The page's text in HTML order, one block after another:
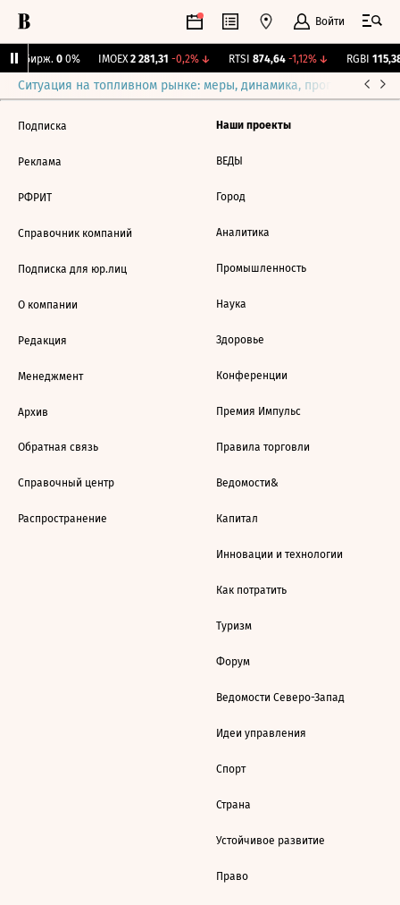
Войти
Бирж. 0 0% IMOEX 2 281,31 -0,2%↓ RTSI 874,64 -1,12%↓ RGBI 115,38
Ситуация на топливном рынке: меры, динамика, прогнозы
Подписка
Реклама
РФРИТ
Справочник компаний
Подписка для юр.лиц
О компании
Редакция
Менеджмент
Архив
Обратная связь
Справочный центр
Распространение
Наши проекты
ВЕДЫ
Город
Аналитика
Промышленность
Наука
Здоровье
Конференции
Премия Импульс
Правила торговли
Ведомости&
Капитал
Инновации и технологии
Как потратить
Туризм
Форум
Ведомости Северо-Запад
Идеи управления
Спорт
Страна
Устойчивое развитие
Право